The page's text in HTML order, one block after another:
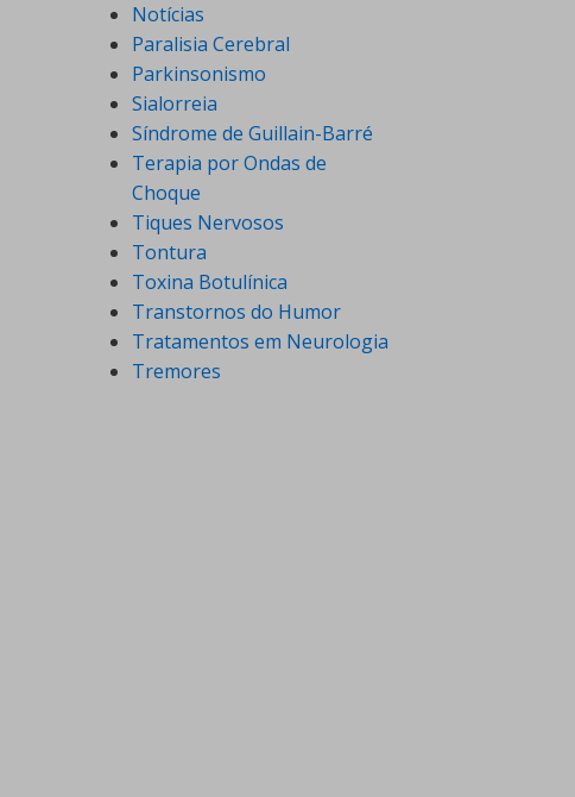
Notícias
Paralisia Cerebral
Parkinsonismo
Sialorreia
Síndrome de Guillain-Barré
Terapia por Ondas de
Choque
Tiques Nervosos
Tontura
Toxina Botulínica
Transtornos do Humor
Tratamentos em Neurologia
Tremores